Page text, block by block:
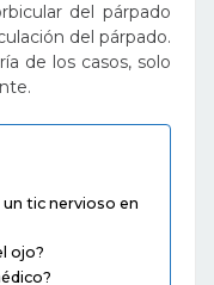
del párpado
del párpado.
de los casos, solo
un tic nervioso en
ojo?